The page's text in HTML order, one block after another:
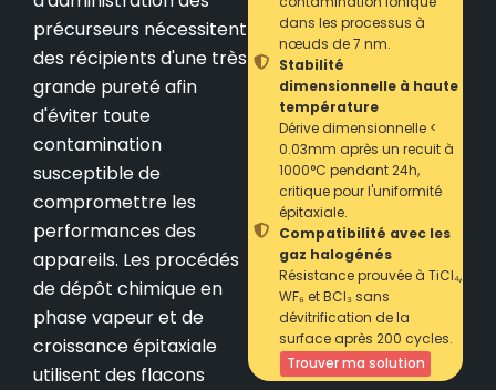
précurseurs nécessitent
des récipients d'une très
grande pureté afin
d'éviter toute
contamination
susceptible de
compromettre les
performances des
appareils. Les procédés
de dépôt chimique en
phase vapeur et de
croissance épitaxiale
utilisent des flacons
dans les processus à
nœuds de 7 nm.
Stabilité
dimensionnelle à haute
température
Dérive dimensionnelle <
0.03mm après un recuit à
1000°C pendant 24h,
critique pour l'uniformité
épitaxiale.
Compatibilité avec les
gaz halogénés
Résistance prouvée à TiCl₄,
WF₆ et BCl₃ sans
dévitrification de la
surface après 200 cycles.
Trouver ma solution